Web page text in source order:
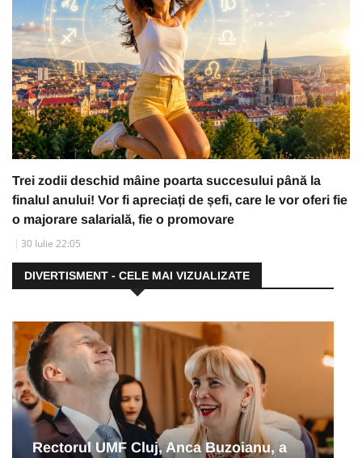
Trei zodii deschid mâine poarta succesului până la
finalul anului! Vor fi apreciați de șefi, care le vor oferi fie
o majorare salarială, fie o promovare
30 Iulie 22:05
DIVERTISMENT - CELE MAI VIZUALIZATE
Rectorul UMF Cluj, Anca Buzoianu, a